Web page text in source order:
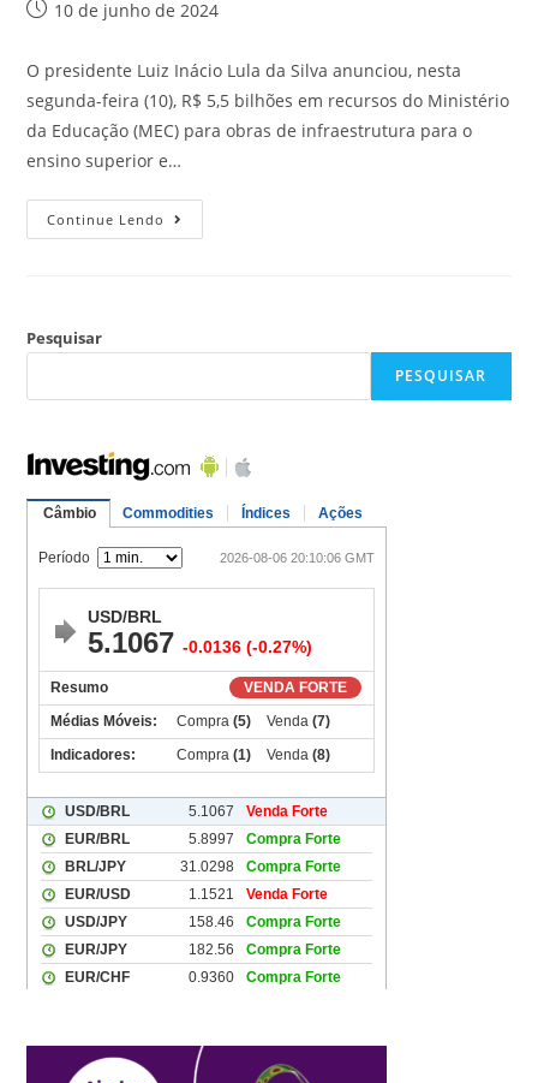
10 de junho de 2024
O presidente Luiz Inácio Lula da Silva anunciou, nesta
segunda-feira (10), R$ 5,5 bilhões em recursos do Ministério
da Educação (MEC) para obras de infraestrutura para o
ensino superior e…
Continue Lendo
Pesquisar
PESQUISAR